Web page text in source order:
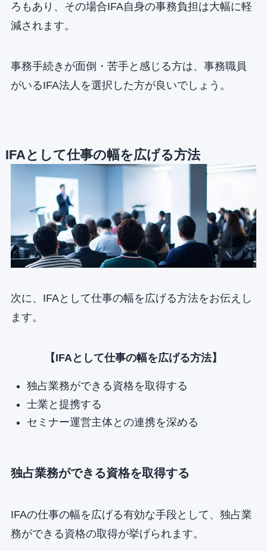
ろもあり、その場合IFA自身の事務負担は大幅に軽
減されます。
事務手続きが面倒・苦手と感じる方は、事務職員
がいるIFA法人を選択した方が良いでしょう。
IFAとして仕事の幅を広げる方法
次に、IFAとして仕事の幅を広げる方法をお伝えし
ます。
【IFAとして仕事の幅を広げる方法】
独占業務ができる資格を取得する
士業と提携する
セミナー運営主体との連携を深める
独占業務ができる資格を取得する
IFAの仕事の幅を広げる有効な手段として、独占業
務ができる資格の取得が挙げられます。